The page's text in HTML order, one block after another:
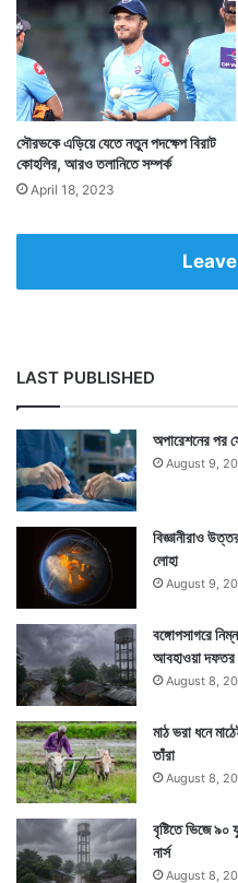
Tags Virat Kohli
সৌরভকে এড়িয়ে যেতে নতুন পদক্ষেপ বিরাট
কোহলির, আরও তলানিতে সম্পর্ক
April 18, 2023
LAST PUBLISHED
অপারেশনের পর
August 9,
বিজ্ঞানীরাও
লোহা
August 9,
বঙ্গোপসাগরে
আবহাওয়া দফতর
August 8,
মাঠ ভরা ধনে
তাঁরা
August 8,
বৃষ্টিতে ভিজে
নার্স
August 8,